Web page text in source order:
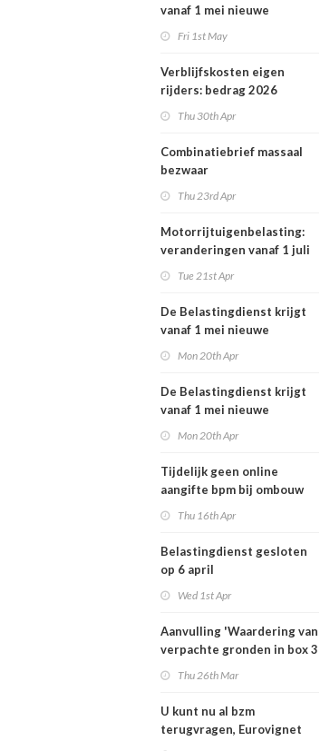
vanaf 1 mei nieuwe
Fri 1st May
Verblijfskosten eigen
rijders: bedrag 2026
Thu 30th Apr
Combinatiebrief massaal
bezwaar
niet meer mogelijk
Thu 23rd Apr
Motorrijtuigenbelasting:
veranderingen vanaf 1 juli
Tue 21st Apr
De Belastingdienst krijgt
vanaf 1 mei nieuwe
Mon 20th Apr
De Belastingdienst krijgt
vanaf 1 mei nieuwe
Mon 20th Apr
Tijdelijk geen online
aangifte bpm bij ombouw
Thu 16th Apr
Belastingdienst gesloten
op 6 april
Wed 1st Apr
Aanvulling 'Waardering van
verpachte gronden in box 3
Thu 26th Mar
U kunt nu al bzm
terugvragen, Eurovignet